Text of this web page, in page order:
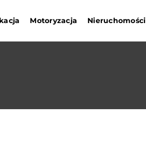
Motoryzacja Nieruchomości